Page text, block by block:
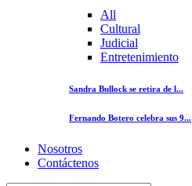
All
Cultural
Judicial
Entretenimiento
Sandra Bullock se retira de l...
Fernando Botero celebra sus 9...
Nosotros
Contáctenos